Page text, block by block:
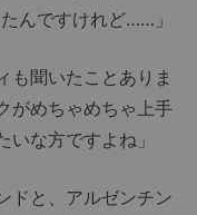
んですけれど……」
も聞いたことありま
がめちゃめちゃ上手
な方ですよね」
ドと、アルゼンチン